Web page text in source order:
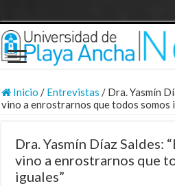
Inicio / Entrevistas / Dra. Yasmín
vino a enrostrarnos que todos somos
Dra. Yasmín Díaz Saldes:
vino a enrostrarnos que
iguales”